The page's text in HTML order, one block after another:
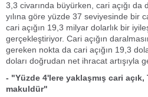
3,3 civarında büyürken, cari açığı
yılına göre yüzde 37 seviyesinde bir
cari açığın 19,3 milyar dolarlık bir
gerçekleştiriyor. Cari açığın
gereken nokta da cari açığın 19,3
doları doğrudan net ihracat artışıyla
- "Yüzde 4'lere yaklaşmış cari
makuldür"